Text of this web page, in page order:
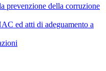
prevenzione della corruzione
ed atti di adeguamento a